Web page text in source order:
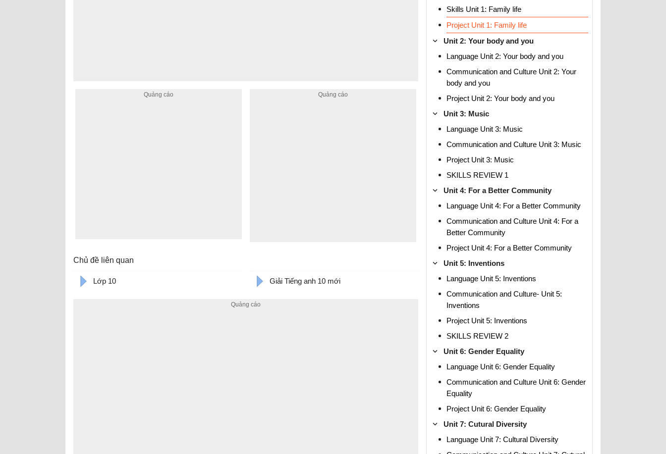
Chủ đề liên quan
Lớp 10 Giải Tiếng anh 10 mới
Skills Unit 1: Family life
Project Unit 1: Family life
Unit 2: Your body and you
Language Unit 2: Your body and you
Communication and Culture Unit 2: Your
body and you
Project Unit 2: Your body and you
Unit 3: Music
Language Unit 3: Music
Communication and Culture Unit 3: Music
Project Unit 3: Music
SKILLS REVIEW 1
Unit 4: For a Better Community
Language Unit 4: For a Better Community
Communication and Culture Unit 4: For a
Better Community
Project Unit 4: For a Better Community
Unit 5: Inventions
Language Unit 5: Inventions
Communication and Culture- Unit 5:
Inventions
Project Unit 5: Inventions
SKILLS REVIEW 2
Unit 6: Gender Equality
Language Unit 6: Gender Equality
Communication and Culture Unit 6: Gender
Equality
Project Unit 6: Gender Equality
Unit 7: Cutural Diversity
Language Unit 7: Cultural Diversity